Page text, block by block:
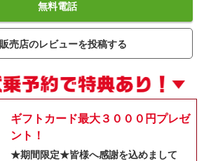
無料電話
販売店のレビューを投稿する
ギフトカード最大３０００円プレゼ
ント！
★期間限定★皆様へ感謝を込めまして